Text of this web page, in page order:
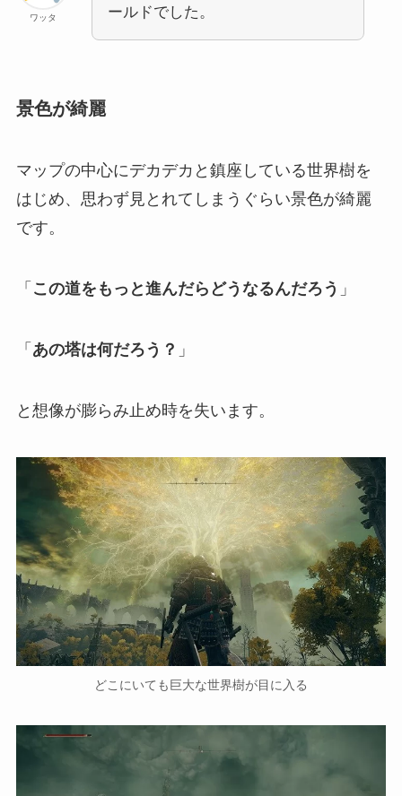
ワッタ
ールドでした。
景色が綺麗
マップの中心にデカデカと鎮座している世界樹を
はじめ、思わず見とれてしまうぐらい景色が綺麗
です。
「 この道をもっと進んだらどうなるんだろう 」
「 あの塔は何だろう？ 」
と想像が膨らみ止め時を失います。
どこにいても巨大な世界樹が目に入る